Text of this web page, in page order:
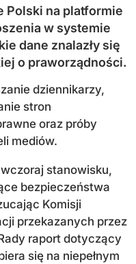
Polski na platformie
w systemie
dane znalazły się
o praworządności.
dziennikarzy,
stron
oraz próby
mediów.
stanowisku,
bezpieczeństwa
Komisji
przekazanych przez
raport dotyczący
się na niepełnym